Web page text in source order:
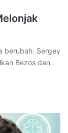
berubah. Sergey
Bezos dan